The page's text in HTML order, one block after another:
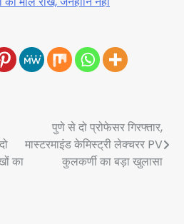
का
पुणे से दो प्रोफेसर गिरफ्तार,
मास्टरमाइंड केमिस्ट्री लेक्चरर PV
कुलकर्णी का बड़ा खुलासा